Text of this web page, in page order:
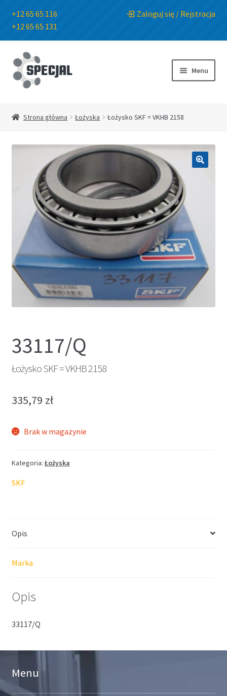
+12 65 65 116
+12 65 65 131
Zaloguj się / Rejstracja
Przejdź
do
nawigacji
Przejdź
do
treści
Menu
Kontakt
Strona główna Łożyska Łożysko SKF = VKHB 2158
33117/Q
Łożysko SKF = VKHB 2158
335,79 zł
Brak w magazynie
Kategoria: Łożyska
SKF
Opis
Marka
Opis
33117/Q
Menu